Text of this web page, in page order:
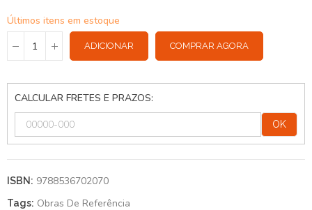
Últimos itens em estoque
ADICIONAR COMPRAR AGORA
CALCULAR FRETES E PRAZOS:
OK
ISBN: 9788536702070
Tags: Obras De Referência